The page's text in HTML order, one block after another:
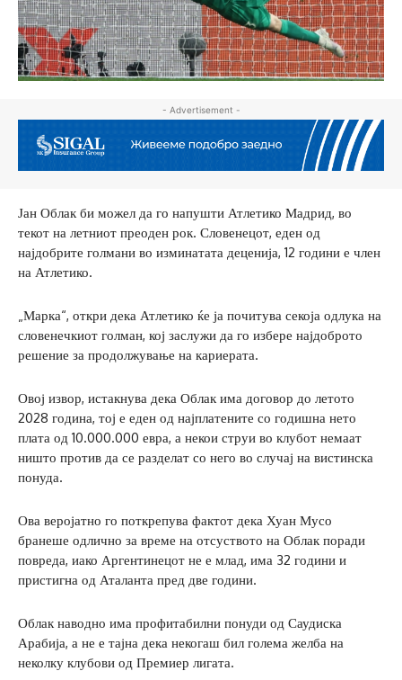
- Advertisement -
Јан Облак би можел да го напушти Атлетико Мадрид, во
текот на летниот преоден рок. Словенецот, еден од
најдобрите голмани во изминатата деценија, 12 години е член
на Атлетико.
„Марка“, откри дека Атлетико ќе ја почитува секоја одлука на
словенечкиот голман, кој заслужи да го избере најдоброто
решение за продолжување на кариерата.
Овој извор, истакнува дека Облак има договор до летото
2028 година, тој е еден од најплатените со годишна нето
плата од 10.000.000 евра, а некои струи во клубот немаат
ништо против да се разделат со него во случај на вистинска
понуда.
Ова веројатно го поткрепува фактот дека Хуан Мусо
бранеше одлично за време на отсуството на Облак поради
повреда, иако Аргентинецот не е млад, има 32 години и
пристигна од Аталанта пред две години.
Облак наводно има профитабилни понуди од Саудиска
Арабија, а не е тајна дека некогаш бил голема желба на
неколку клубови од Премиер лигата.